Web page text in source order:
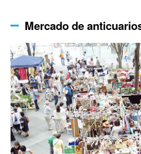
Mercado de